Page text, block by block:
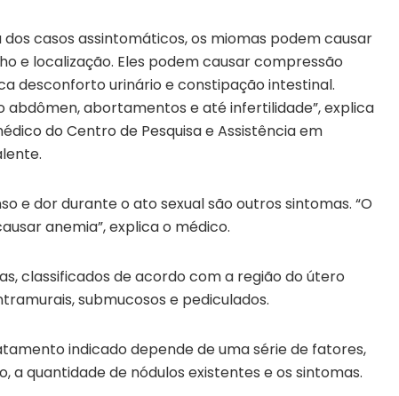
casos assintomáticos, os miomas podem causar
e localização. Eles podem causar compressão
desconforto urinário e constipação intestinal.
abortamentos e até infertilidade”, explica
do Centro de Pesquisa e Assistência em
e dor durante o ato sexual são outros sintomas. “O
anemia”, explica o médico.
classificados de acordo com a região do útero
submucosos e pediculados.
indicado depende de uma série de fatores,
a quantidade de nódulos existentes e os sintomas.